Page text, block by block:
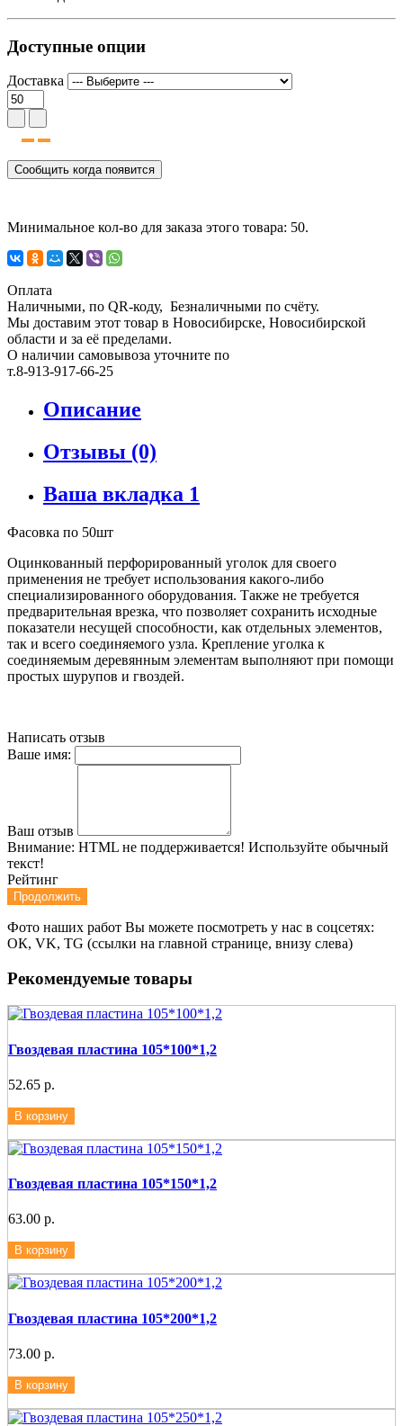
Доступные опции
Доставка
Сообщить когда появится
Минимальное кол-во для заказа этого товара: 50.
Оплата
Наличными, по QR-коду, Безналичными по счёту.
Мы доставим этот товар в Новосибирске, Новосибирской
области и за её пределами.
О наличии самовывоза уточните по
т.8-913-917-66-25
Описание
Отзывы (0)
Ваша вкладка 1
Фасовка по 50шт
Оцинкованный перфорированный уголок для своего
применения не требует использования какого-либо
специализированного оборудования. Также не требуется
предварительная врезка, что позволяет сохранить исходные
показатели несущей способности, как отдельных элементов,
так и всего соединяемого узла. Крепление уголка к
соединяемым деревянным элементам выполняют при помощи
простых шурупов и гвоздей.
Написать отзыв
Ваше имя:
Ваш отзыв
Внимание: HTML не поддерживается! Используйте обычный
текст!
Рейтинг
Продолжить
Фото наших работ Вы можете посмотреть у нас в соцсетях:
ОК, VK, TG (ссылки на главной странице, внизу слева)
Рекомендуемые товары
Гвоздевая пластина 105*100*1,2
52.65 р.
В корзину
Гвоздевая пластина 105*150*1,2
63.00 р.
В корзину
Гвоздевая пластина 105*200*1,2
73.00 р.
В корзину